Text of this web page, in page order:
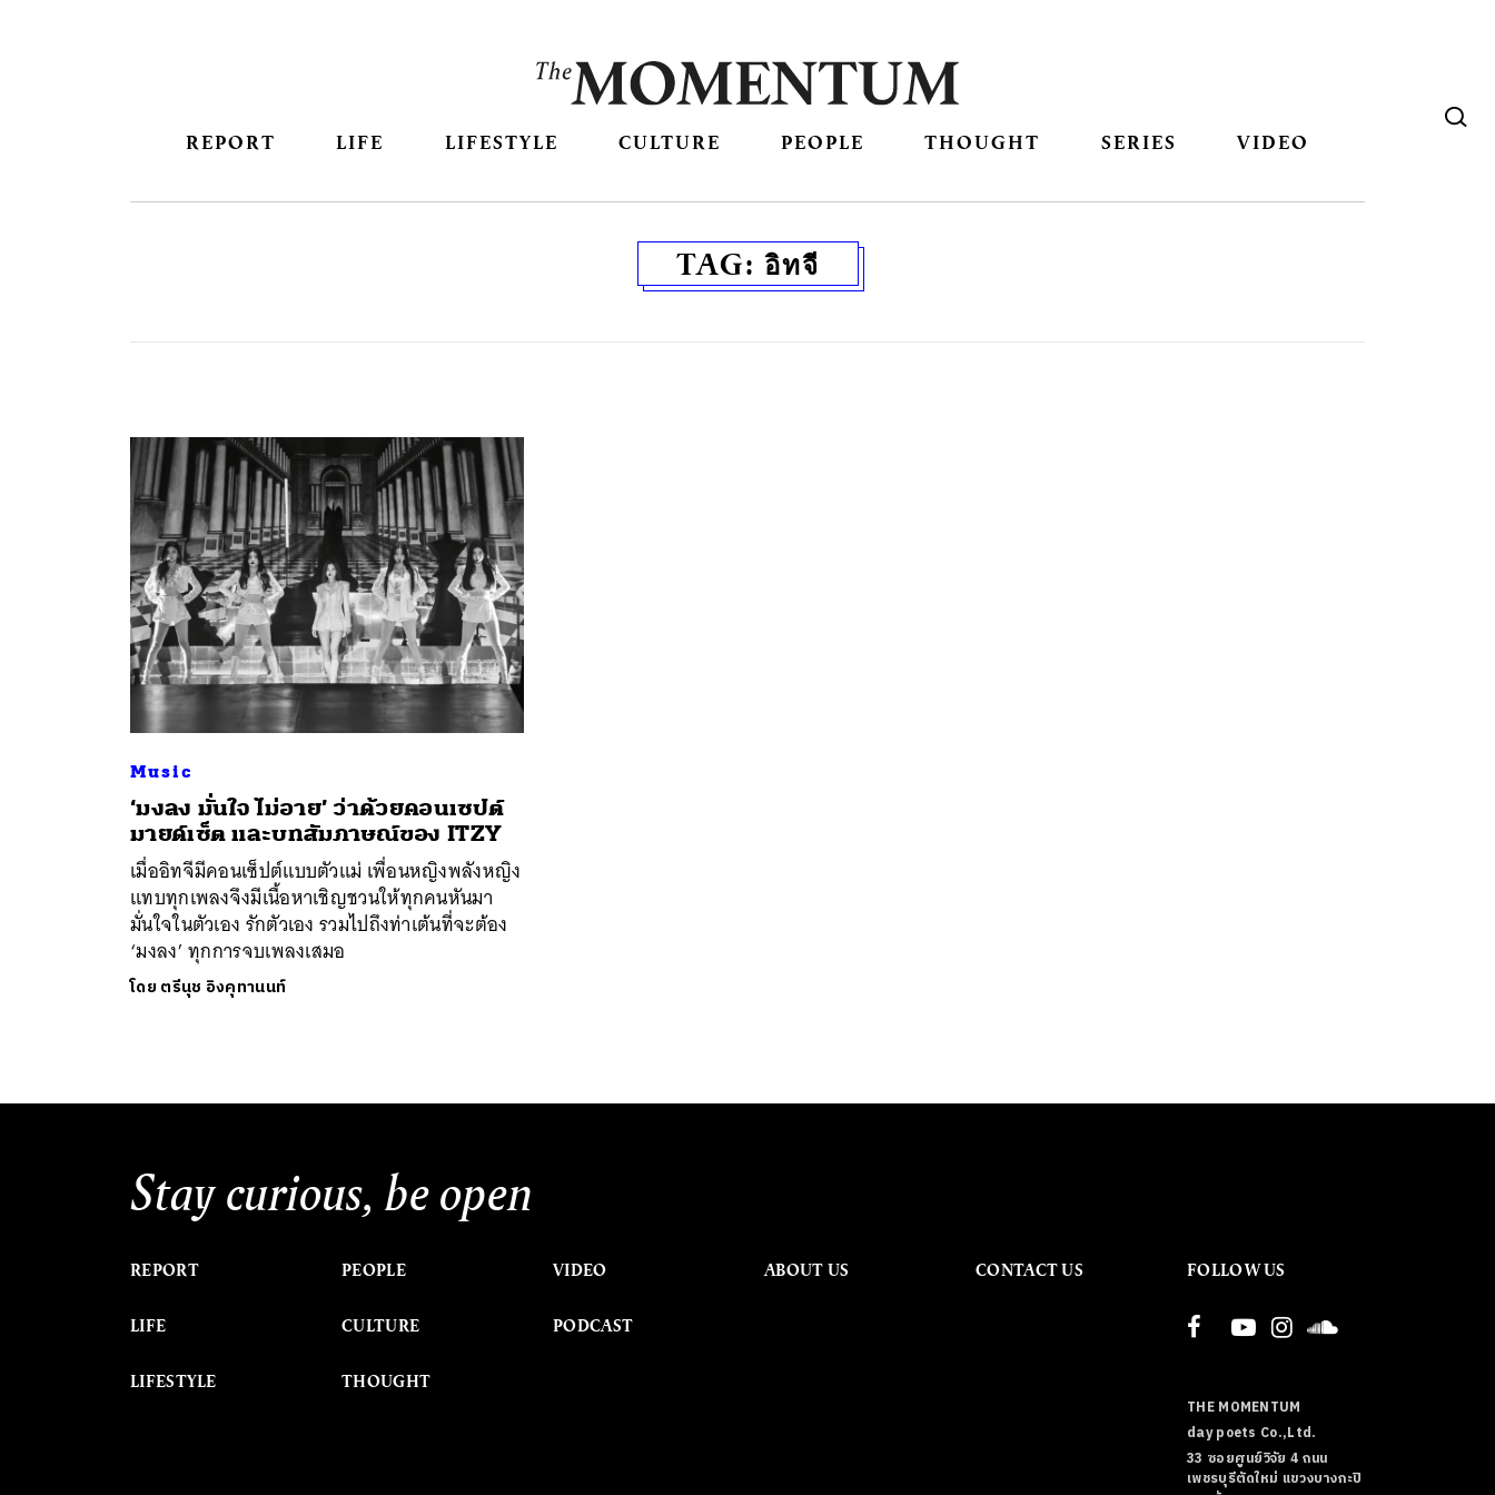
REPORT LIFE LIFESTYLE CULTURE PEOPLE THOUGHT SERIES VIDEO
TAG: อิทจี
Music
‘มงลง มั่นใจ ไม่อาย’ ว่าด้วยคอนเซปต์
มายด์เซ็ต และบทสัมภาษณ์ของ ITZY
เมื่ออิทจีมีคอนเซ็ปต์แบบตัวแม่ เพื่อนหญิงพลังหญิง
แทบทุกเพลงจึงมีเนื้อหาเชิญชวนให้ทุกคนหันมา
มั่นใจในตัวเอง รักตัวเอง รวมไปถึงท่าเต้นที่จะต้อง
‘มงลง’ ทุกการจบเพลงเสมอ
โดย ตรีนุช อิงคุทานนท์
Stay curious, be open
REPORT
LIFE
LIFESTYLE
PEOPLE
CULTURE
THOUGHT
VIDEO
PODCAST
ABOUT US CONTACT US FOLLOW US
THE MOMENTUM
day poets Co.,Ltd.
33 ซอยศูนย์วิจัย 4 ถนน
เพชรบุรีตัดใหม่ แขวงบางกะปิ